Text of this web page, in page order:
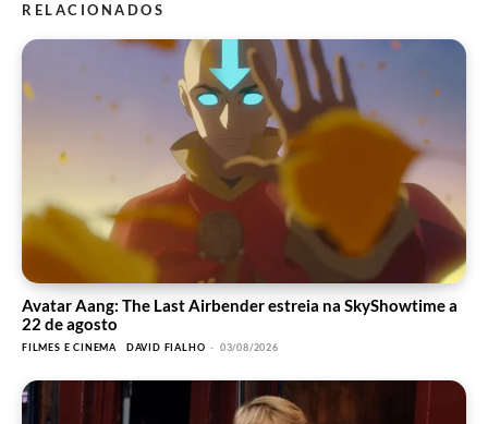
RELACIONADOS
Avatar Aang: The Last Airbender estreia na SkyShowtime a
22 de agosto
FILMES E CINEMA DAVID FIALHO - 03/08/2026